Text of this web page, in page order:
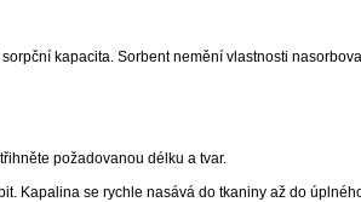
kapacita. Sorbent nemění vlastnosti
požadovanou délku a tvar.
Kapalina se rychle nasává do tkaniny až do